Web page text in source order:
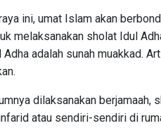
ini, umat Islam akan
melaksanakan sholat Idul
adalah sunah muakkad.
dilaksanakan berjamaah,
atau sendiri-sendiri di